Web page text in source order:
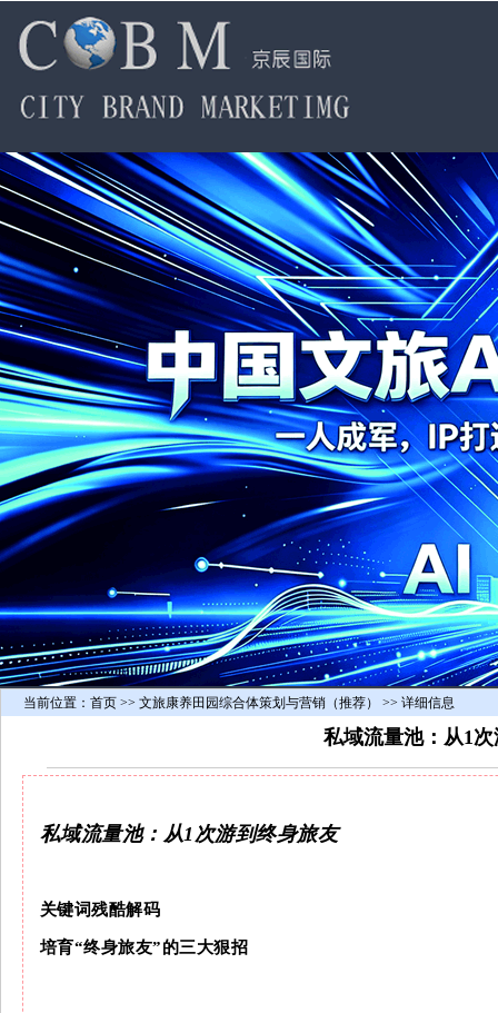
当前位置： 首页 >> 文旅康养田园综合体策划与营销（推荐） >> 详细信息
私域流量池：从1
私域流量池：从1次游到终身旅友
关键词残酷解码
培育“终身旅友”的三大狠招